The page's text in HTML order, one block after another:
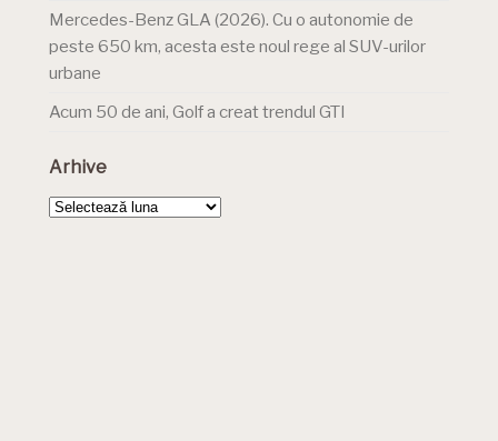
Mercedes-Benz GLA (2026). Cu o autonomie de
peste 650 km, acesta este noul rege al SUV-urilor
urbane
Acum 50 de ani, Golf a creat trendul GTI
Arhive
Arhive